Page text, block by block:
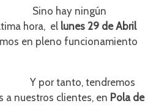
ningún
hora, el lunes 29 de Abril
en pleno funcionamiento
tendremos
a nuestros clientes, en Pola de